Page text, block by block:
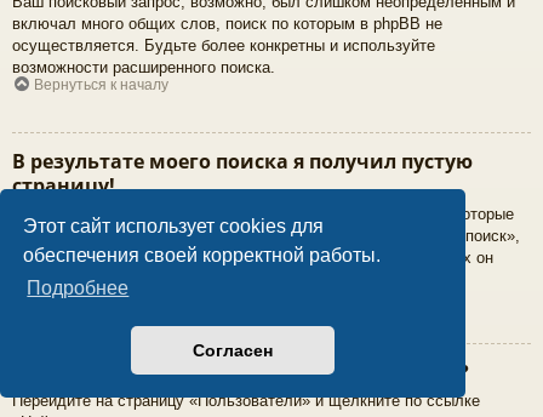
Этот сайт использует cookies для
обеспечения своей корректной работы.
Подробнее
Согласен
включал много общих слов, поиск по которым в phpBB не
осуществляется. Будьте более конкретны и используйте
возможности расширенного поиска.
Вернуться к началу
В результате моего поиска я получил пустую
страницу!
Ваш поиск дал слишком большое количество результатов, которые
веб-сервер не смог обработать. Используйте «Расширенный поиск»,
более точно задавайте условия поиска и форумы, на которых он
должен быть осуществлён.
Вернуться к началу
Как мне найти пользователя конференции?
Перейдите на страницу «Пользователи» и щёлкните по ссылке